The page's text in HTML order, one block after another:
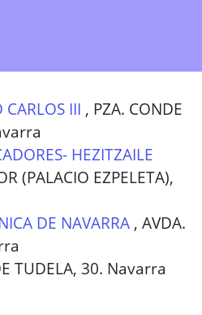
CARLOS III , PZA. CONDE
HEZITZAILE
(PALACIO EZPELETA),
DE NAVARRA ,AVDA.
TUDELA, 30. Navarra